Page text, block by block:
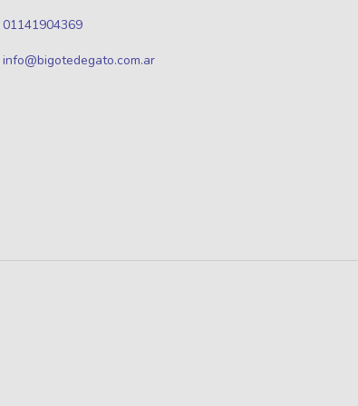
01141904369
info@bigotedegato.com.ar